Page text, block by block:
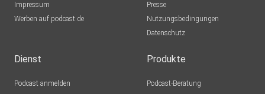
Impressum
Werben auf podcast.de
Presse
Nutzungsbedingungen
Datenschutz
Dienst
Podcast anmelden
Produkte
Podcast-Beratung